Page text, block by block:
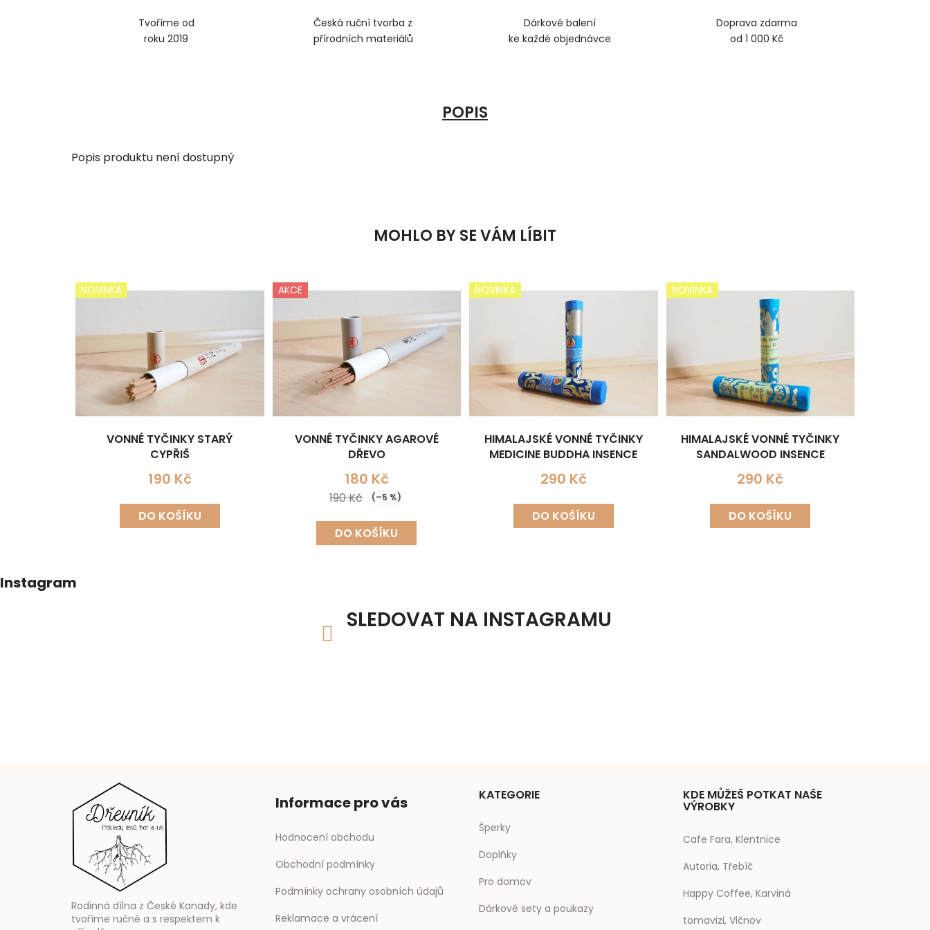
Tvoříme od
roku 2019
Česká ruční tvorba z
přírodních materiálů
Dárkové balení
ke každé objednávce
Doprava zdarma
od 1 000 Kč
POPIS
Popis produktu není dostupný
MOHLO BY SE VÁM LÍBIT
NOVINKA
VONNÉ TYČINKY STARÝ
CYPŘIŠ
190 Kč
DO KOŠÍKU
AKCE
VONNÉ TYČINKY AGAROVÉ
DŘEVO
180 Kč
190 Kč (–5 %)
DO KOŠÍKU
NOVINKA
HIMALAJSKÉ VONNÉ TYČINKY
MEDICINE BUDDHA INSENCE
290 Kč
DO KOŠÍKU
NOVINKA
HIMALAJSKÉ VONNÉ TYČINKY
SANDALWOOD INSENCE
290 Kč
DO KOŠÍKU
Instagram
SLEDOVAT NA INSTAGRAMU
Z
Rodinná dílna z České Kanady, kde
tvoříme ručně a s respektem k
Informace pro vás
Hodnocení obchodu
Obchodní podmínky
Podmínky ochrany osobních údajů
Reklamace a vrácení
KATEGORIE
Šperky
Doplňky
Pro domov
Dárkové sety a poukazy
KDE MŮŽEŠ POTKAT NAŠE
VÝROBKY
Cafe Fara, Klentnice
Autoria, Třebíč
Happy Coffee, Karviná
tomavizi, Vlčnov